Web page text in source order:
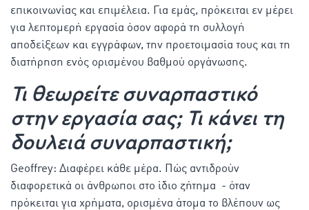
επικοινωνίας και επιμέλεια. Για εμάς, πρόκειται εν μέρει
για λεπτομερή εργασία όσον αφορά τη συλλογή
αποδείξεων και εγγράφων, την προετοιμασία τους και τη
διατήρηση ενός ορισμένου βαθμού οργάνωσης.
Τι θεωρείτε συναρπαστικό
στην εργασία σας; Τι κάνει τη
δουλειά συναρπαστική;
Geoffrey: Διαφέρει κάθε μέρα. Πώς αντιδρούν
διαφορετικά οι άνθρωποι στο ίδιο ζήτημα - όταν
πρόκειται για χρήματα, ορισμένα άτομα το βλέπουν ως